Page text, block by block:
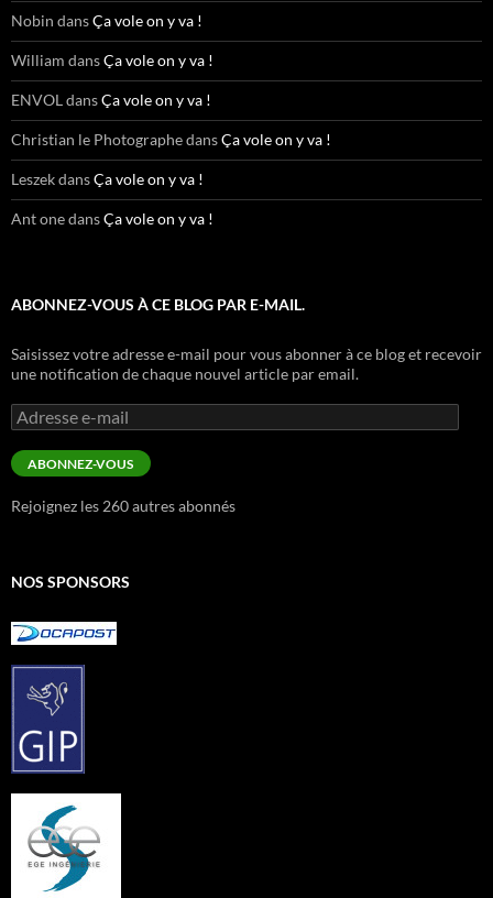
Nobin dansÇa vole on y va !
William dansÇa vole on y va !
ENVOL dansÇa vole on y va !
Christian le PhotographedansÇa vole on y va !
LeszekdansÇa vole on y va !
Ant onedansÇa vole on y va !
ABONNEZ-VOUS À CE BLOG PAR E-MAIL.
Saisissez votre adresse e-mail pour vous abonner à ce blog et recevoir
une notification de chaque nouvel article par email.
Adresse
e-
mail
ABONNEZ-VOUS
Rejoignez les 260 autres abonnés
NOS SPONSORS